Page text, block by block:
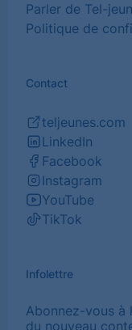
Parler de Tel-
Politique de
(Ouvrir
un
onglet)
Contact
teljeunes.com
(Ouvrir
dans
un
nouvel
onglet)
LinkedIn
(Ouvrir
dans
un
nouvel
onglet)
Facebook
(Ouvrir
dans
un
nouvel
Instagram
(Ouvrir
dans
un
onglet)
YouTube
(Ouvrir
dans
nouvel
TikTok
(Ouvrir
un
onglet)
Infolettre
Abonnez-vous à
du nouveau